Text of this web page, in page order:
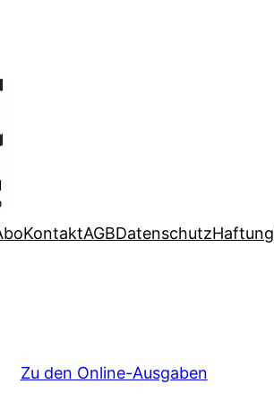
KontaktAGBDatenschutzHaftung
Zu den Online-Ausgaben